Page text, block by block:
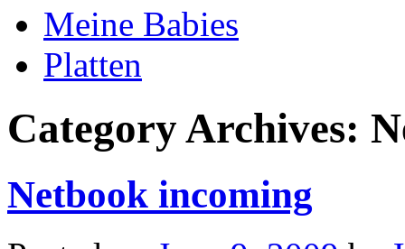
Meine Babies
Platten
Category Archives:
Netbook incoming